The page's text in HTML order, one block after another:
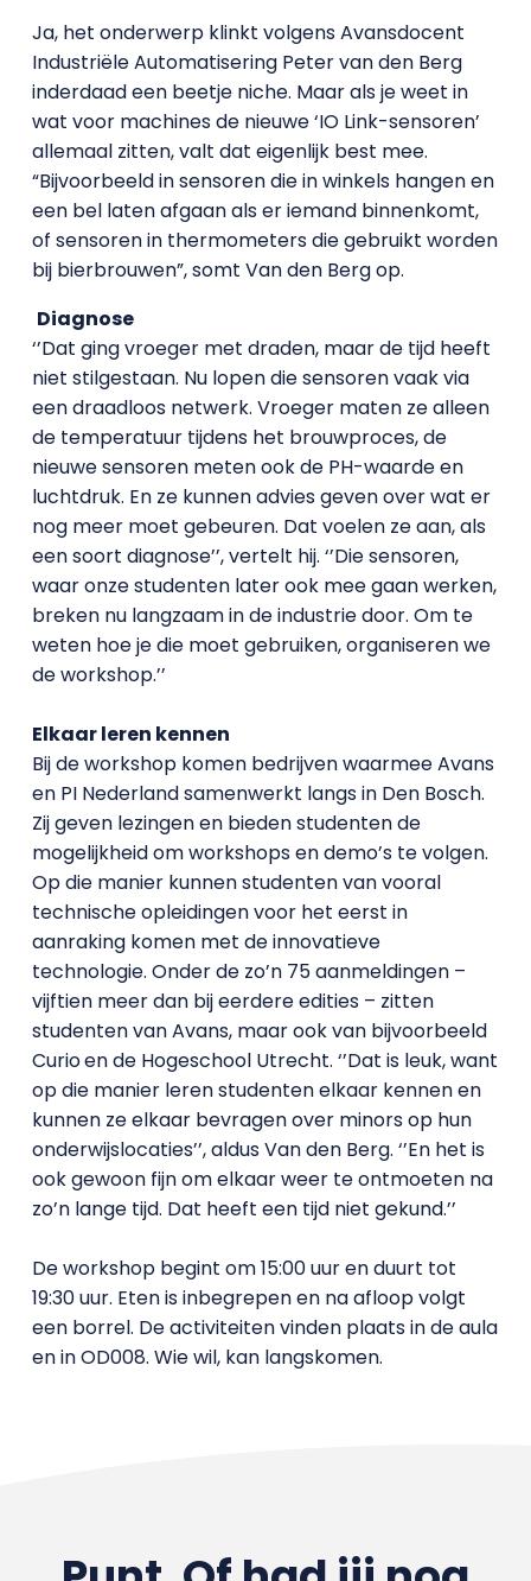
Ja, het onderwerp klinkt volgens Avansdocent
Industriële Automatisering Peter van den Berg
inderdaad een beetje niche. Maar als je weet in
wat voor machines de nieuwe ‘IO Link-sensoren’
allemaal zitten, valt dat eigenlijk best mee.
“Bijvoorbeeld in sensoren die in winkels hangen en
een bel laten afgaan als er iemand binnenkomt,
of sensoren in thermometers die gebruikt worden
bij bierbrouwen”, somt Van den Berg op.
Diagnose
‘’Dat ging vroeger met draden, maar de tijd heeft
niet stilgestaan. Nu lopen die sensoren vaak via
een draadloos netwerk. Vroeger maten ze alleen
de temperatuur tijdens het brouwproces, de
nieuwe sensoren meten ook de PH-waarde en
luchtdruk. En ze kunnen advies geven over wat er
nog meer moet gebeuren. Dat voelen ze aan, als
een soort diagnose’’, vertelt hij. ‘’Die sensoren,
waar onze studenten later ook mee gaan werken,
breken nu langzaam in de industrie door. Om te
weten hoe je die moet gebruiken, organiseren we
de workshop.’’
Elkaar leren kennen
Bij de workshop komen bedrijven waarmee Avans
en PI Nederland samenwerkt langs in Den Bosch.
Zij geven lezingen en bieden studenten de
mogelijkheid om workshops en demo’s te volgen.
Op die manier kunnen studenten van vooral
technische opleidingen voor het eerst in
aanraking komen met de innovatieve
technologie. Onder de zo’n 75 aanmeldingen –
vijftien meer dan bij eerdere edities – zitten
studenten van Avans, maar ook van bijvoorbeeld
Curioen de Hogeschool Utrecht. ‘’Dat is leuk, want
op die manier leren studenten elkaar kennen en
kunnen ze elkaar bevragen over minors op hun
onderwijslocaties’’, aldus Van den Berg. ‘’En het is
ook gewoon fijn om elkaar weer te ontmoeten na
zo’n lange tijd. Dat heeft een tijd niet gekund.’’
De workshop begint om 15:00 uur en duurt tot
19:30 uur. Eten is inbegrepen en na afloop volgt
een borrel. De activiteiten vinden plaats in de aula
en in OD008. Wie wil, kan langskomen.